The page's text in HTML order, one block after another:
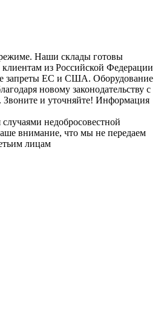
Наши склады готовы
клиентам из Российской Федерации
запреты ЕС и США. Оборудование
новому законодательству с
и уточняйте! Информация
недобросовестной
внимание, что мы не передаем
лицам